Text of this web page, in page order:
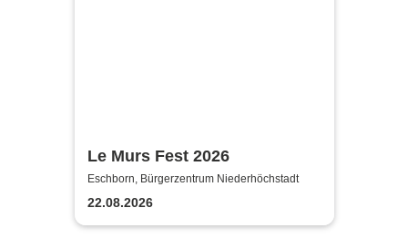
Le Murs Fest 2026
Eschborn, Bürgerzentrum Niederhöchstadt
22.08.2026